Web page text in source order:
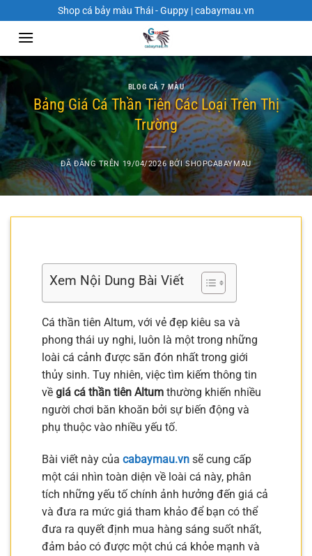
đến
dung
Shop cá bảy màu Thái - Guppy | cabaymau.vn
BLOG CÁ 7 MÀU
Bảng Giá Cá Thần Tiên Các Loại Trên Thị
Trường
ĐÃ ĐĂNG TRÊN 19/04/2026 BỞISHOPCABAYMAU
Xem Nội Dung Bài Viết
Cá thần tiên Altum, với vẻ đẹp kiêu sa và
phong thái uy nghi, luôn là một trong những
loài cá cảnh được săn đón nhất trong giới
thủy sinh. Tuy nhiên, việc tìm kiếm thông tin
về giá cá thần tiên Altum thường khiến nhiều
người chơi băn khoăn bởi sự biến động và
phụ thuộc vào nhiều yếu tố.
Bài viết này của cabaymau.vn sẽ cung cấp
một cái nhìn toàn diện về loài cá này, phân
tích những yếu tố chính ảnh hưởng đến giá cả
và đưa ra mức giá tham khảo để bạn có thể
đưa ra quyết định mua hàng sáng suốt nhất,
đảm bảo có được một chú cá khỏe mạnh và